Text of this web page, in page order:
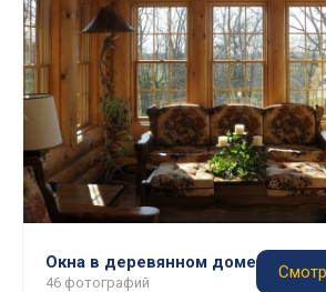
Окна в деревянном доме
46 фотографий